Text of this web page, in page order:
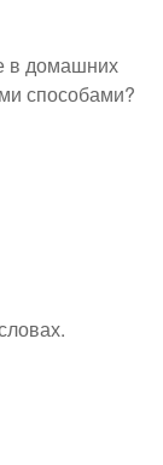
в домашних
способами?